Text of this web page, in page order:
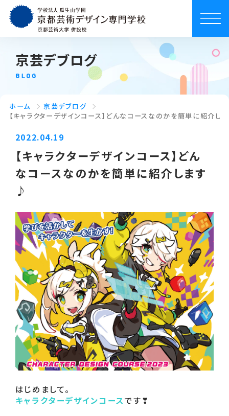
京芸デブログ
BLOG
ホーム
京芸デブログ
【キャラクターデザインコース】どんなコースなのかを簡単に紹介し
2022.04.19
【キャラクターデザインコース】どん
なコースなのかを簡単に紹介します
♪
キャラクターデザインコースです❣